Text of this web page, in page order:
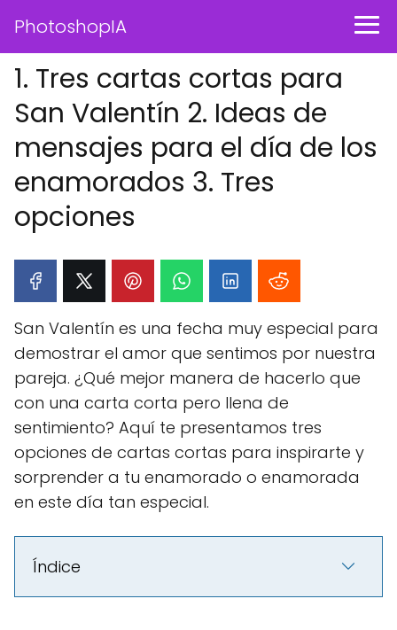
PhotoshopIA
1. Tres cartas cortas para
San Valentín 2. Ideas de
mensajes para el día de los
enamorados 3. Tres
opciones
San Valentín es una fecha muy especial para
demostrar el amor que sentimos por nuestra
pareja. ¿Qué mejor manera de hacerlo que
con una carta corta pero llena de
sentimiento? Aquí te presentamos tres
opciones de cartas cortas para inspirarte y
sorprender a tu enamorado o enamorada
en este día tan especial.
Índice